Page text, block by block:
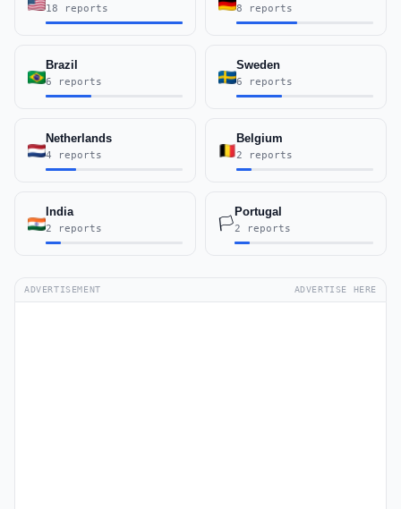
18 reports 8 reports
Brazil
6 reports
Sweden
6 reports
Netherlands
4 reports
Belgium
2 reports
India
2 reports 🏳️
Portugal
2 reports
ADVERTISEMENT ADVERTISE HERE